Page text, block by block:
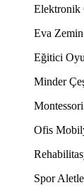
Elektronik
Eva
Eğitici
Minder
Ofis
Spor